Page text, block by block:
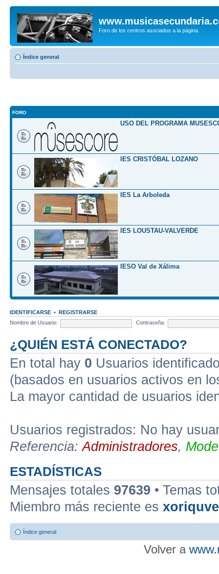
Foro de los centros asociados a la página.
Índice general
FORO
USO DEL PROGRAMA
IES CRISTÓBAL LOZANO
IES La Arboleda
IES LOUSTAU-VALVERDE
IESO Val de Xálima
IDENTIFICARSE • REGISTRARSE
Nombre de Usuario:
Contraseña:
¿QUIÉN ESTÁ CONECTADO?
En total hay 0 Usuarios
(basados en usuarios activos en
La mayor cantidad de usuarios
Usuarios registrados: No hay
Referencia:Administradores,
ESTADÍSTICAS
Mensajes totales 97639 • Temas
Miembro más reciente es
Índice general
Volver a